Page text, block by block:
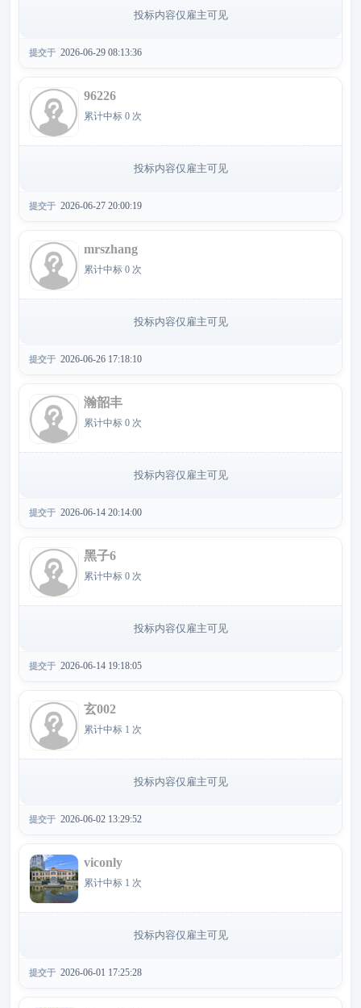
投标内容仅雇主可见
提交于 2026-06-29 08:13:36
96226
累计中标 0 次
投标内容仅雇主可见
提交于 2026-06-27 20:00:19
mrszhang
累计中标 0 次
投标内容仅雇主可见
提交于 2026-06-26 17:18:10
瀚韶丰
累计中标 0 次
投标内容仅雇主可见
提交于 2026-06-14 20:14:00
黑子6
累计中标 0 次
投标内容仅雇主可见
提交于 2026-06-14 19:18:05
玄002
累计中标 1 次
投标内容仅雇主可见
提交于 2026-06-02 13:29:52
viconly
累计中标 1 次
投标内容仅雇主可见
提交于 2026-06-01 17:25:28